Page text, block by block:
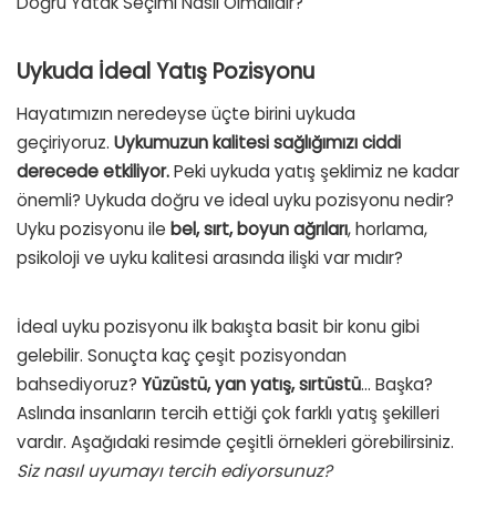
Uykuda İdeal Yatış Pozisyonu
Hayatımızın neredeyse üçte birini uykuda
geçiriyoruz. Uykumuzun kalitesi sağlığımızı ciddi
derecede etkiliyor.Peki uykuda yatış şeklimiz ne kadar
önemli? Uykuda doğru ve ideal uyku pozisyonu nedir?
Uyku pozisyonu ile bel, sırt, boyun ağrıları, horlama,
psikoloji ve uyku kalitesi arasında ilişki var mıdır?
İdeal uyku pozisyonu ilk bakışta basit bir konu gibi
gelebilir. Sonuçta kaç çeşit pozisyondan
bahsediyoruz? Yüzüstü, yan yatış, sırtüstü… Başka?
Aslında insanların tercih ettiği çok farklı yatış şekilleri
vardır. Aşağıdaki resimde çeşitli örnekleri görebilirsiniz.
Siz nasıl uyumayı tercih ediyorsunuz?